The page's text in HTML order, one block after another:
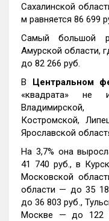
Сахалинской
м равняется 86 699
Самый большой
Амурской области,
до 82 266 руб.
В Центральном
«квадрата» не
Костромской,
Ярославской
На 3,7% она
41 740 руб., в
Московской
области — до 35
до 36 803 руб.,
Москве — до 122